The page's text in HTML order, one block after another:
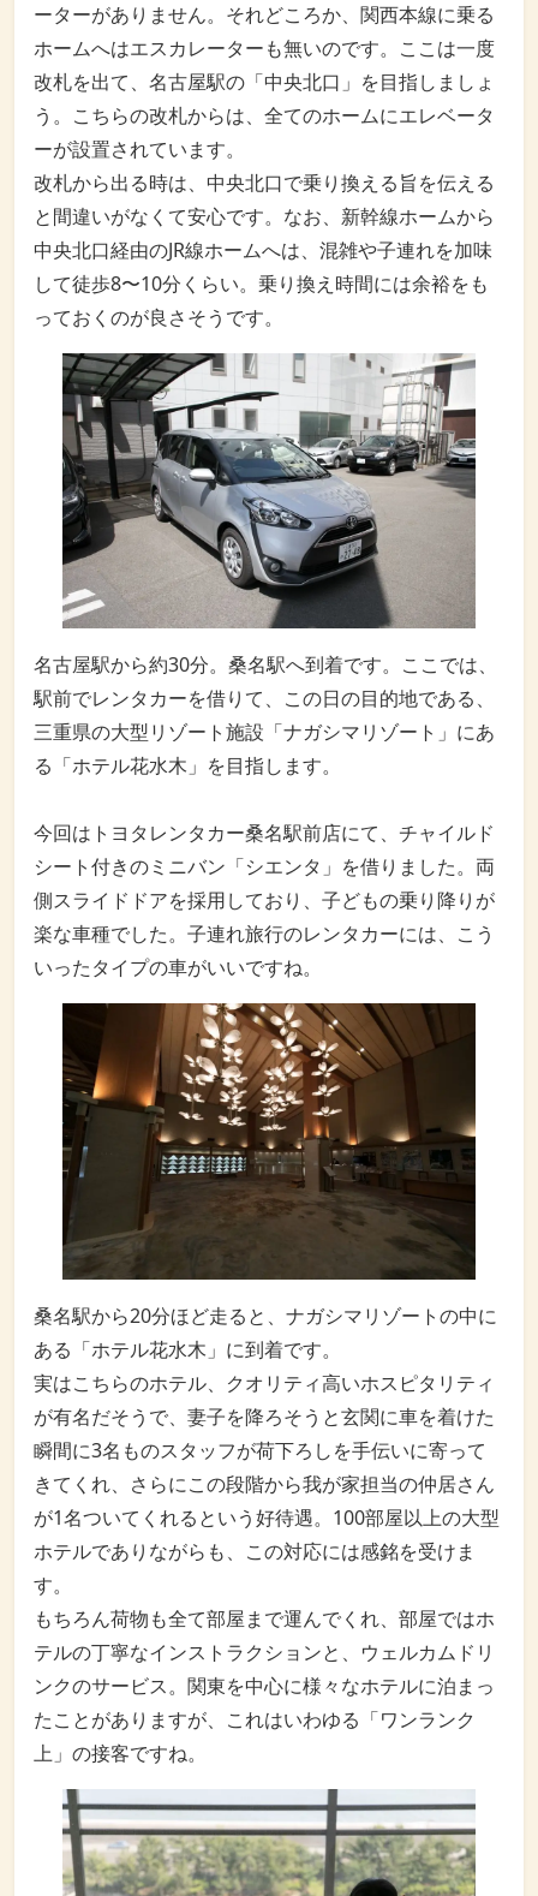
ーターがありません。それどころか、関西本線に乗る
ホームへはエスカレーターも無いのです。ここは一度
改札を出て、名古屋駅の「中央北口」を目指しましょ
う。こちらの改札からは、全てのホームにエレベータ
ーが設置されています。
改札から出る時は、中央北口で乗り換える旨を伝える
と間違いがなくて安心です。なお、新幹線ホームから
中央北口経由のJR線ホームへは、混雑や子連れを加味
して徒歩8〜10分くらい。乗り換え時間には余裕をも
っておくのが良さそうです。
名古屋駅から約30分。桑名駅へ到着です。ここでは、
駅前でレンタカーを借りて、この日の目的地である、
三重県の大型リゾート施設「ナガシマリゾート」にあ
る「ホテル花水木」を目指します。
今回はトヨタレンタカー桑名駅前店にて、チャイルド
シート付きのミニバン「シエンタ」を借りました。両
側スライドドアを採用しており、子どもの乗り降りが
楽な車種でした。子連れ旅行のレンタカーには、こう
いったタイプの車がいいですね。
桑名駅から20分ほど走ると、ナガシマリゾートの中に
ある「ホテル花水木」に到着です。
実はこちらのホテル、クオリティ高いホスピタリティ
が有名だそうで、妻子を降ろそうと玄関に車を着けた
瞬間に3名ものスタッフが荷下ろしを手伝いに寄って
きてくれ、さらにこの段階から我が家担当の仲居さん
が1名ついてくれるという好待遇。100部屋以上の大型
ホテルでありながらも、この対応には感銘を受けま
す。
もちろん荷物も全て部屋まで運んでくれ、部屋ではホ
テルの丁寧なインストラクションと、ウェルカムドリ
ンクのサービス。関東を中心に様々なホテルに泊まっ
たことがありますが、これはいわゆる「ワンランク
上」の接客ですね。